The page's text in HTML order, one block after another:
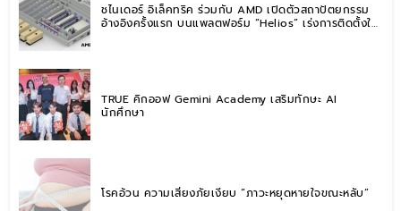
ชไนเดอร์ อิเล็คทริค ร่วมกับ AMD เปิดตัวสถาปัตยกรรม
อ้างอิงครั้งแรก บนแพลตฟอร์ม “Helios” เร่งการติดตั้งใช้
TRUE คิกออฟ Gemini Academy เสริมทักษะ AI
นักศึกษา
โรคอ้วน ความเสี่ยงภัยเงียบ “ภาวะหยุดหายใจขณะหลับ”